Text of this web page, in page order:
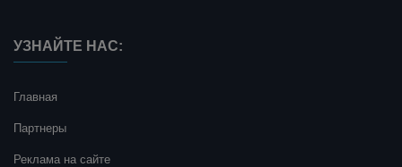
УЗНАЙТЕ НАС:
Главная
Партнеры
Реклама на сайте